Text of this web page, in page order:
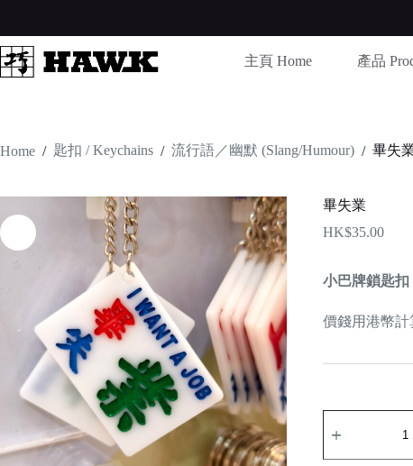
content
主頁 Home
產品
Home / 匙扣 / Keychains / 流行語／幽默 (Slang/Humour) / 畢失
畢失業
HK$35.00
小巴牌鎖匙
價錢用港幣計
失